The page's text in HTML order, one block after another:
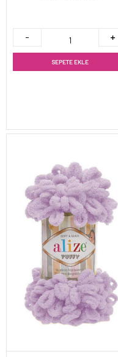
SEPETE EKLE